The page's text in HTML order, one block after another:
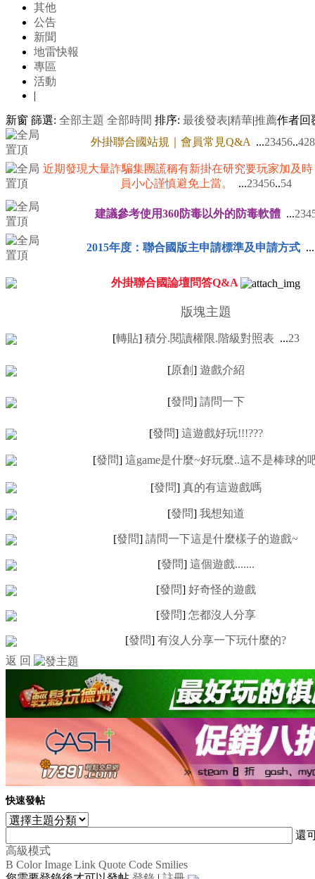
其他
公告
新聞
地雷快報
專區
活動
|
新窗 篩選: 全部主題 全部時間 排序: 最後發表|精華|推薦作者回
外掛聯合國站規｜會員常見Q&A ...23456..
近期發現大量詐騙集團謊稱有新掛在研究要玩家加及
員小心謹慎避免上當。
...23456..54
建議參考使用360防毒以外的防毒軟體 ...234
2015年度：聯合國版主申請標準及申請方式 ...
外掛聯合國論壇問答Q&A
版塊主題
[轉貼] 積分.閱讀權限.階級對照表 ...23
[原創] 遊戲介紹
[發問] 請問一下
[發問] 這遊戲好玩!!!???
[發問] 這game是什麼~好玩麼..這不是棒球的
[發問] 真的有這遊戲嗎
[發問] 我想知道
[發問] 請問一下這是什麼樣子的遊戲~
[發問] 這個遊戲.......
[發問] 好奇怪的遊戲
[發問] 怎都沒人分享
[發問] 有沒人分享一下玩什麼的?
返 回
快速發帖
還
高級模式
B Color Image Link Quote Code Smilies